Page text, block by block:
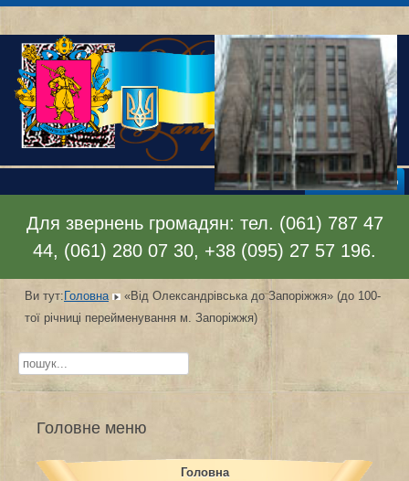
Відкрити меню
Для звернень громадян: тел. (061) 787 47
44, (061) 280 07 30, +38 (095) 27 57 196.
Ви тут:Головна
«Від Олександрівська до Запоріжжя» (до 100-
тої річниці перейменування м. Запоріжжя)
Пошук...
Головне меню
Головна